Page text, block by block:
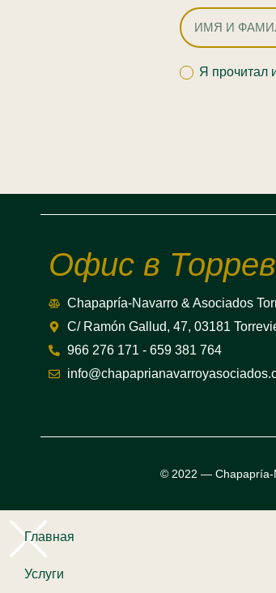
Я прочитал
Офис в
Chapapría-Navarro & Asociados
C/ Ramón Gallud, 47, 03181
966 276 171 - 659 381 764
© 2022 — Chapapría-
Главная
Услуги